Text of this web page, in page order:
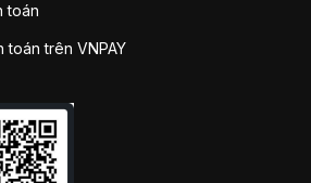
toán
toán trên VNPAY